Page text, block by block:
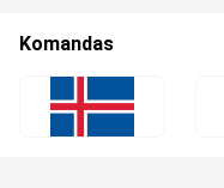
Komandas